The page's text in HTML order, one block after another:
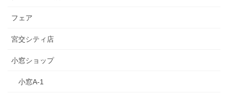
フェア
宮交シティ店
小窓ショップ
小窓A-1